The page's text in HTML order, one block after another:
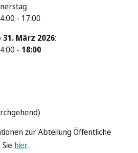
- 17:00
März 2026:
- 18:00
zur Abteilung Öffentliche
hier.